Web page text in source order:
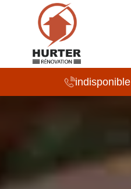
indisponible